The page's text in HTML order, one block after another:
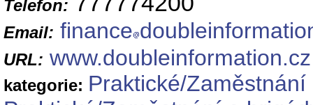
Telefon:
Email: finance
URL: www.doubleinformation.cz
kategorie: Praktické/